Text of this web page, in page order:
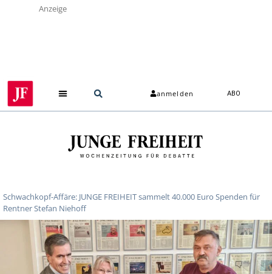
Anzeige
anmelden ABO
Schwachkopf-Affäre: JUNGE FREIHEIT sammelt 40.000 Euro Spenden für
Rentner Stefan Niehoff